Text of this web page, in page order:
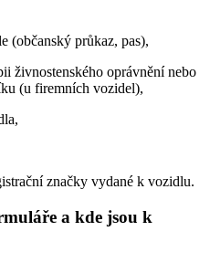
(občanský průkaz, pas),
živnostenského oprávnění nebo
(u firemních vozidel),
značky vydané k vozidlu.
a kde jsou k